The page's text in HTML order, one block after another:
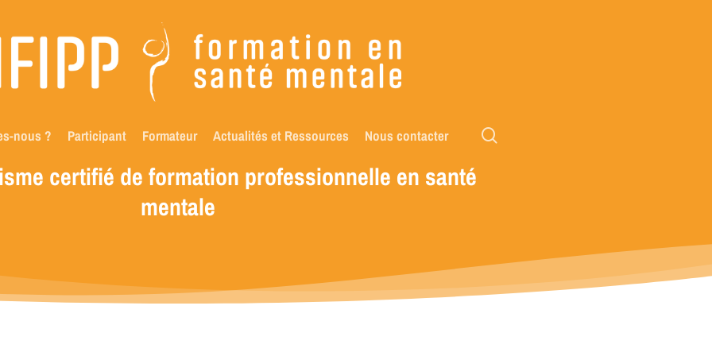
nous ? Participant Formateur Actualités et Ressources Nous contacter
certifié de formation professionnelle en santé
mentale